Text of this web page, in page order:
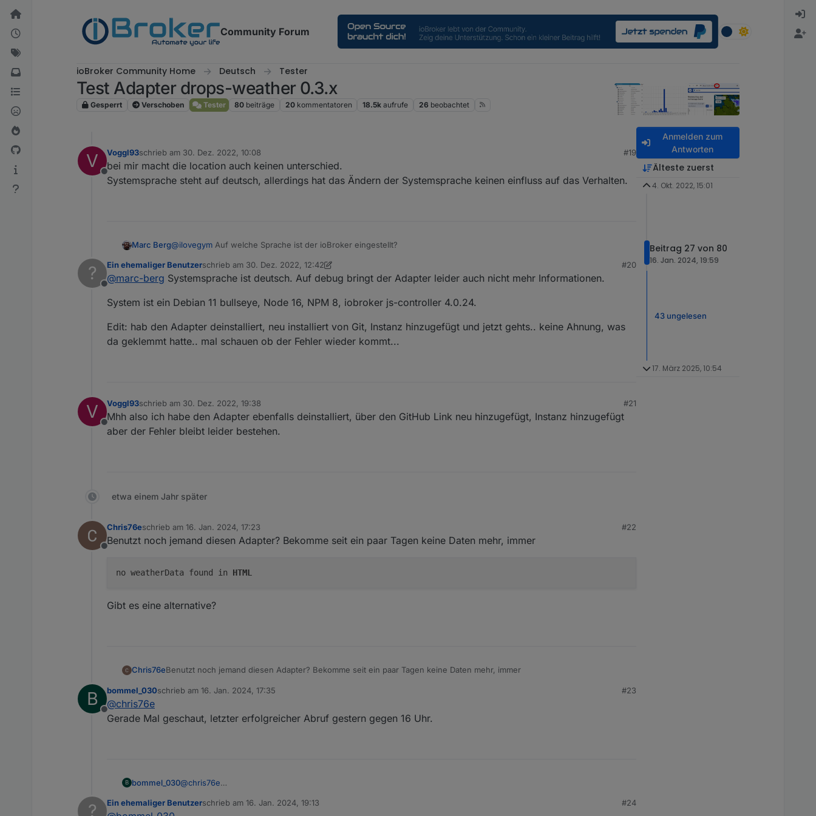
Weiter zum Inhalt
Community Forum
ioBroker Community Home Deutsch Tester
Test Adapter drops-weather 0.3.x
Gesperrt Verschoben Tester 80 beiträge 20 kommentatoren 18.5k aufrufe 26 beobachtet
V
Offline
Voggl93schrieb am 30. Dez. 2022, 10:08
zuletzt editiert von
#19
bei mir macht die location auch keinen unterschied.
Systemsprache steht auf deutsch, allerdings hat das Ändern der Systemsprache keinen einfluss auf das Verhalten.
Marc Berg@ilovegym Auf welche Sprache ist der ioBroker eingestellt?
?
Offline
Ein ehemaliger Benutzerschrieb am 30. Dez. 2022, 12:42
zuletzt editiert von Ein ehemaliger Benutzer
#20
@marc-berg Systemsprache ist deutsch. Auf debug bringt der Adapter leider auch nicht mehr Informationen.
System ist ein Debian 11 bullseye, Node 16, NPM 8, iobroker js-controller 4.0.24.
Edit: hab den Adapter deinstalliert, neu installiert von Git, Instanz hinzugefügt und jetzt gehts.. keine Ahnung, was
da geklemmt hatte.. mal schauen ob der Fehler wieder kommt...
V
Offline
Voggl93schrieb am 30. Dez. 2022, 19:38
zuletzt editiert von
#21
Mhh also ich habe den Adapter ebenfalls deinstalliert, über den GitHub Link neu hinzugefügt, Instanz hinzugefügt
aber der Fehler bleibt leider bestehen.
etwa einem Jahr später
Offline
Chris76eschrieb am 16. Jan. 2024, 17:23
zuletzt editiert von
#22
Benutzt noch jemand diesen Adapter? Bekomme seit ein paar Tagen keine Daten mehr, immer
no weatherData found in HTML
Gibt es eine alternative?
Chris76e Benutzt noch jemand diesen Adapter? Bekomme seit ein paar Tagen keine Daten mehr, immer
Gibt es eine alternative?
B
Offline
bommel_030schrieb am 16. Jan. 2024, 17:35
zuletzt editiert von
#23
@chris76e
Gerade Mal geschaut, letzter erfolgreicher Abruf gestern gegen 16 Uhr.
B bommel_030@chris76e
? Ein ehemaliger Benutzerschrieb am 16. Jan. 2024, 19:13
zuletzt editiert von
#24
Anmelden zum
Antworten
Älteste zuerst
4. Okt. 2022, 15:01
Beitrag 27 von 80
16. Jan. 2024, 19:59
43 ungelesen
17. März 2025, 10:54